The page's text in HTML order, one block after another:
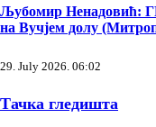
Љубомир Ненадовић:
на Вучјем долу
29. July 2026. 06:02
Тачка гледишта